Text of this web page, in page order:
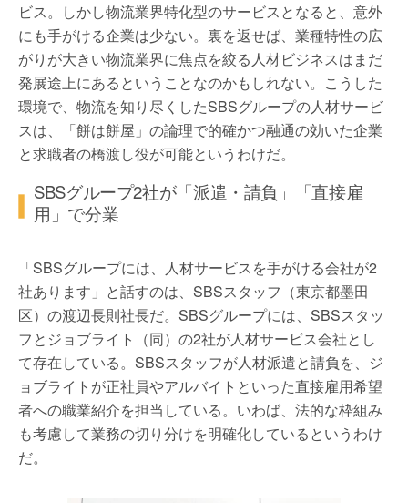
ビス。しかし物流業界特化型のサービスとなると、意外
にも手がける企業は少ない。裏を返せば、業種特性の広
がりが大きい物流業界に焦点を絞る人材ビジネスはまだ
発展途上にあるということなのかもしれない。こうした
環境で、物流を知り尽くしたSBSグループの人材サービ
スは、「餅は餅屋」の論理で的確かつ融通の効いた企業
と求職者の橋渡し役が可能というわけだ。
SBSグループ2社が「派遣・請負」「直接雇
用」で分業
「SBSグループには、人材サービスを手がける会社が2
社あります」と話すのは、SBSスタッフ（東京都墨田
区）の渡辺長則社長だ。SBSグループには、SBSスタッ
フとジョブライト（同）の2社が人材サービス会社とし
て存在している。SBSスタッフが人材派遣と請負を、ジ
ョブライトが正社員やアルバイトといった直接雇用希望
者への職業紹介を担当している。いわば、法的な枠組み
も考慮して業務の切り分けを明確化しているというわけ
だ。